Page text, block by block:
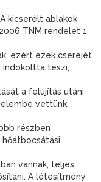
kicserélt ablakok
TNM rendelet 1.
ezért ezek cseréjét
indokolttá teszi,
a felújítás utáni
vettünk.
részben
vannak, teljes
A létesítmény